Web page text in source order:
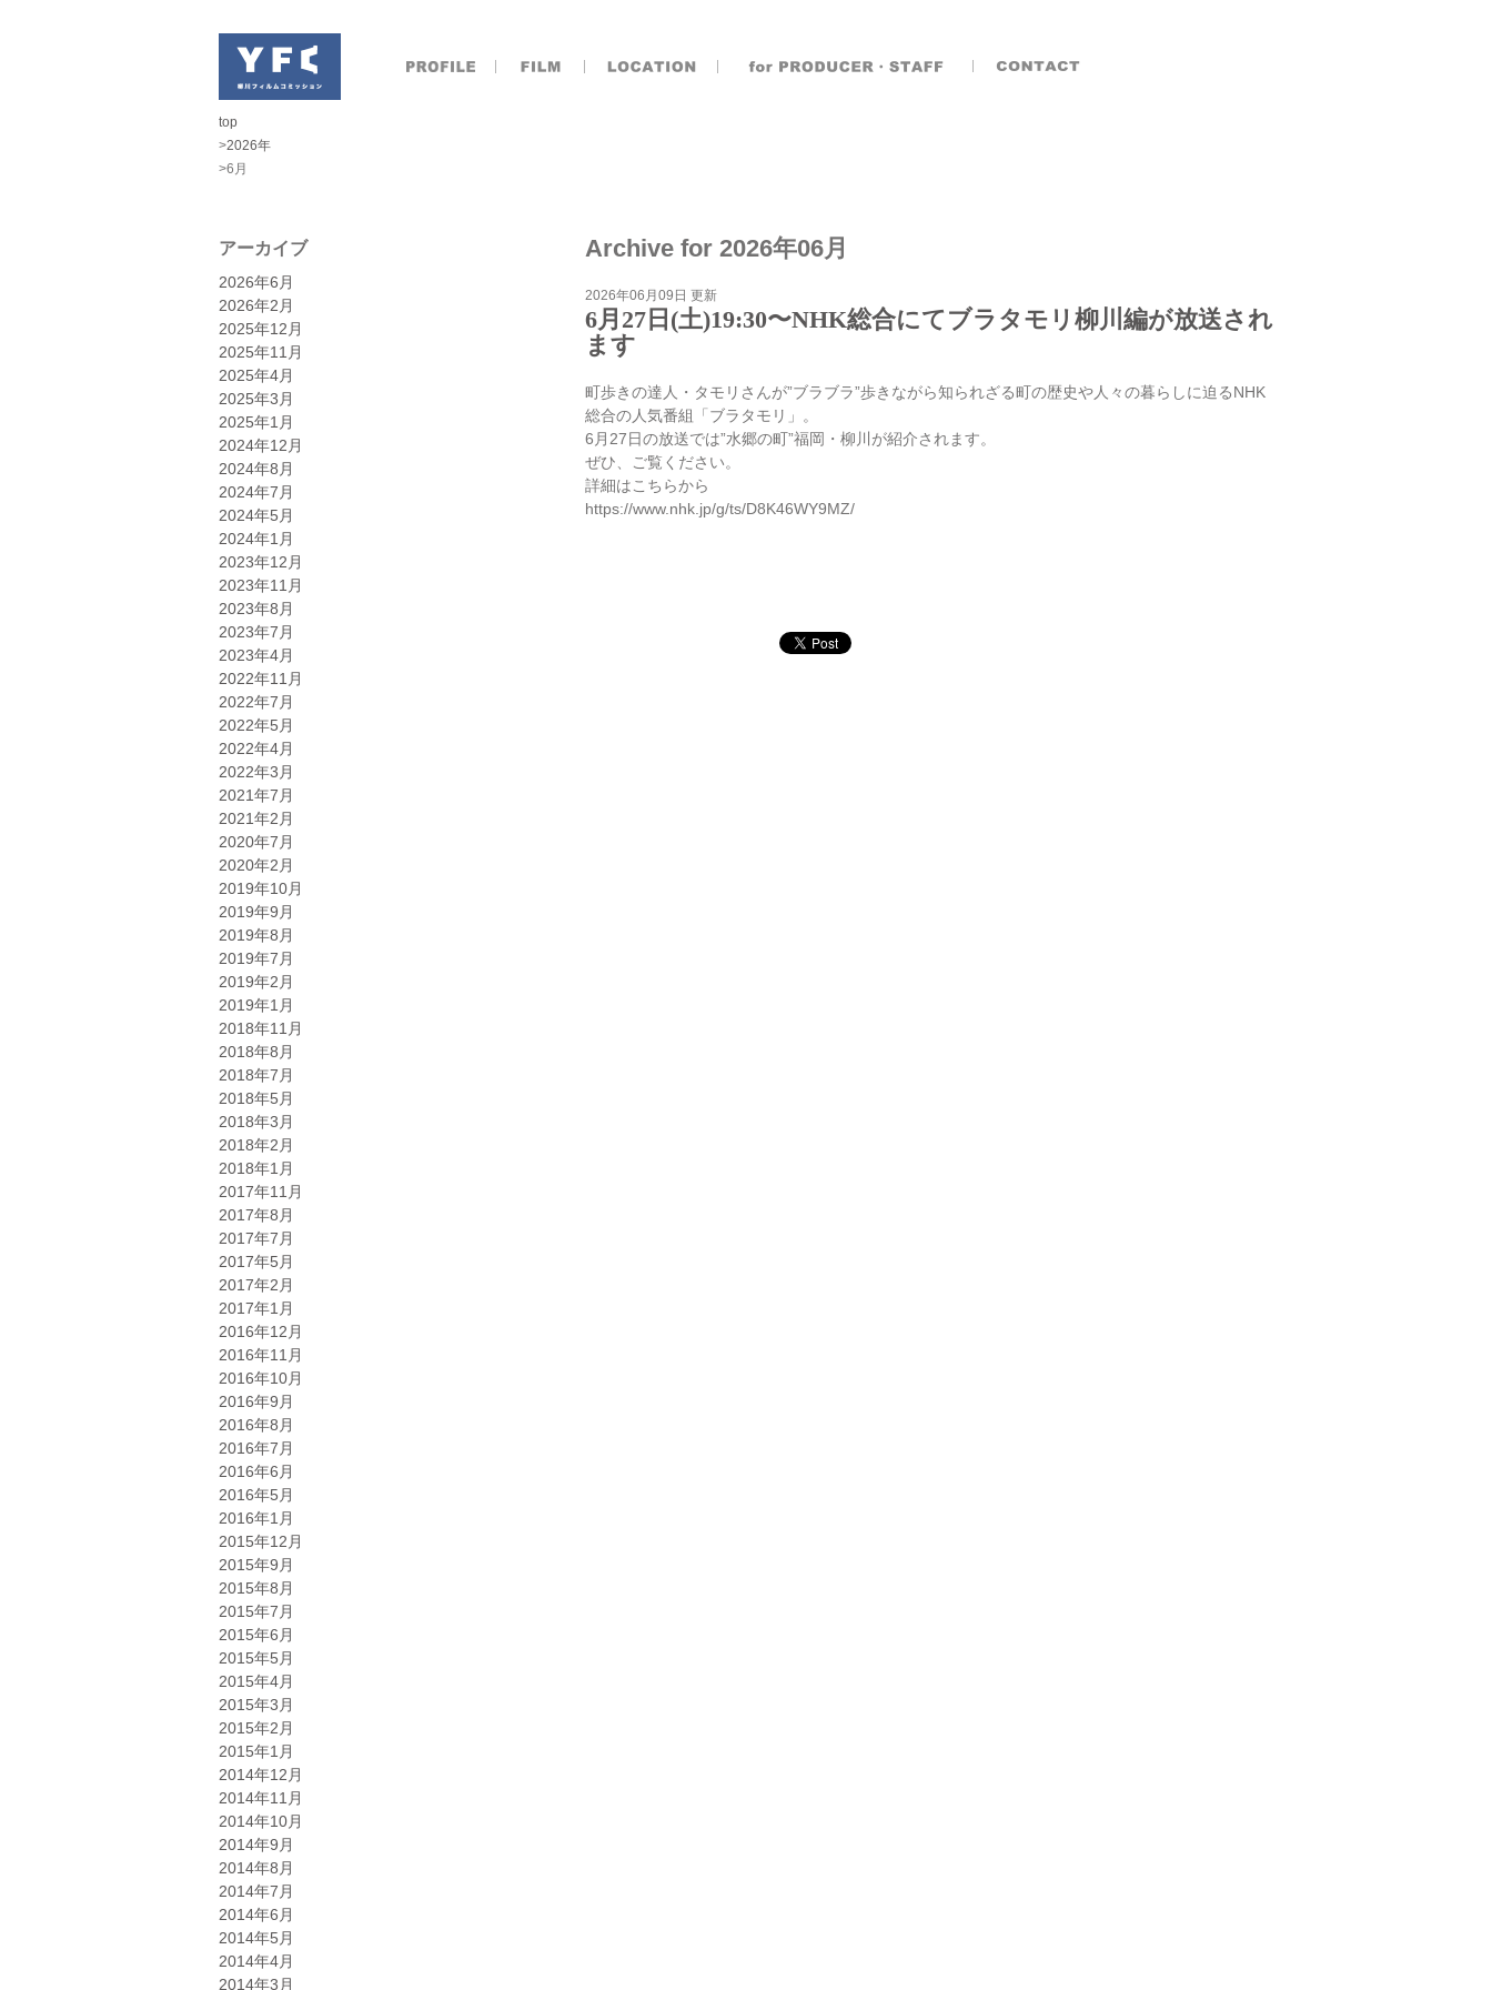
top
>2026年
>6月
アーカイブ
2026年6月
2026年2月
2025年12月
2025年11月
2025年4月
2025年3月
2025年1月
2024年12月
2024年8月
2024年7月
2024年5月
2024年1月
2023年12月
2023年11月
2023年8月
2023年7月
2023年4月
2022年11月
2022年7月
2022年5月
2022年4月
2022年3月
2021年7月
2021年2月
2020年7月
2020年2月
2019年10月
2019年9月
2019年8月
2019年7月
2019年2月
2019年1月
2018年11月
2018年8月
2018年7月
2018年5月
2018年3月
2018年2月
2018年1月
2017年11月
2017年8月
2017年7月
2017年5月
2017年2月
2017年1月
2016年12月
2016年11月
2016年10月
2016年9月
2016年8月
2016年7月
2016年6月
2016年5月
2016年1月
2015年12月
2015年9月
2015年8月
2015年7月
2015年6月
2015年5月
2015年4月
2015年3月
2015年2月
2015年1月
2014年12月
2014年11月
2014年10月
2014年9月
2014年8月
2014年7月
2014年6月
2014年5月
2014年4月
2014年3月
Archive for 2026年06月
2026年06月09日 更新
6月27日(土)19:30〜NHK総合にてブラタモリ柳川編が放送され
ます
町歩きの達人・タモリさんが”ブラブラ”歩きながら知られざる町の歴史や人々の暮らしに迫るNHK
総合の人気番組「ブラタモリ」。
6月27日の放送では”水郷の町”福岡・柳川が紹介されます。
ぜひ、ご覧ください。
詳細はこちらから
https://www.nhk.jp/g/ts/D8K46WY9MZ/